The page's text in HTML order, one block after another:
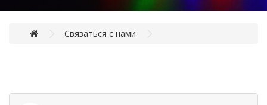
Связаться с нами